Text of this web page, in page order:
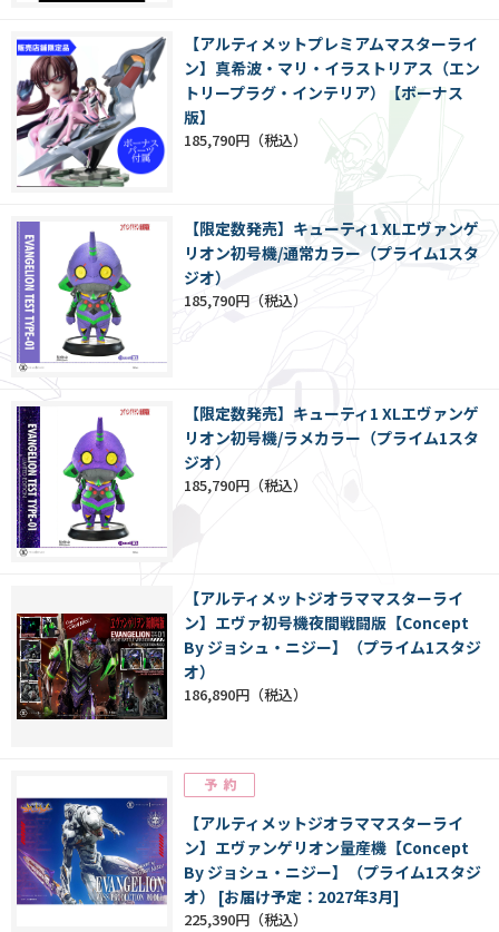
【アルティメットプレミアムマスターライ
ン】真希波・マリ・イラストリアス（エン
トリープラグ・インテリア）【ボーナス
版】
185,790円
【限定数発売】キューティ1 XLエヴァンゲ
リオン初号機/通常カラー（プライム1スタ
ジオ）
185,790円
【限定数発売】キューティ1 XLエヴァンゲ
リオン初号機/ラメカラー（プライム1スタ
ジオ）
185,790円
【アルティメットジオラママスターライ
ン】エヴァ初号機夜間戦闘版【Concept
By ジョシュ・ニジー】（プライム1スタジ
オ）
186,890円
【アルティメットジオラママスターライ
ン】エヴァンゲリオン量産機【Concept
By ジョシュ・ニジー】（プライム1スタジ
オ） [お届け予定：2027年3月]
225,390円